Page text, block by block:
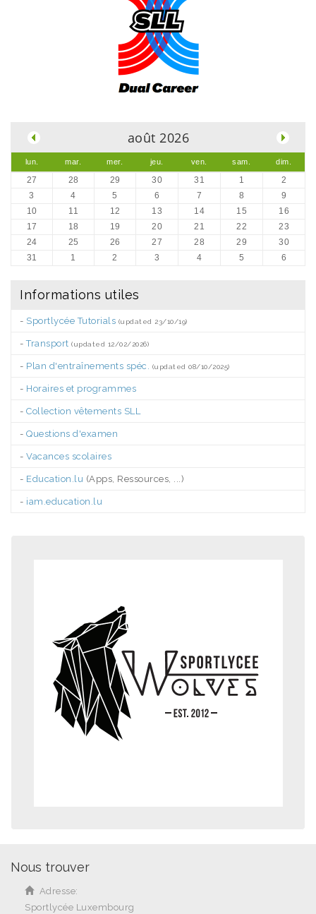
août 2026
lun. mar. mer. jeu. ven. sam. dim.
27 28 29 30 31 1
2
3
4 5 6 7 8
9
10
11 12 13 14 15
16
17
18 19 20 21 22
23
24
25 26 27 28 29
30
31
1 2 3 4 5 6
Informations utiles
- Sportlycée Tutorials (updated 23/10/19)
-Transport (updated 12/02/2026)
- Plan d'entraînements spéc. (updated 08/10/2025)
- Horaires et programmes
- Collection vêtements SLL
- Questions d'examen
- Vacances scolaires
- Education.lu (Apps, Ressources, ...)
- iam.education.lu
Nous trouver
Adresse:
Sportlycée Luxembourg